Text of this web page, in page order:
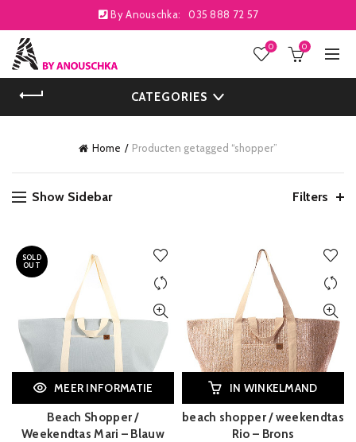
By Anouschka: 035 888 72 57
0 0
CATEGORIES
Home Producten getagged “shopper”
Show Sidebar Filters
SOLD
OUT
MEER INFORMATIE
Beach Shopper /
Weekendtas Mari – Blauw
IN WINKELMAND
beach shopper / weekendtas
Rio – Brons